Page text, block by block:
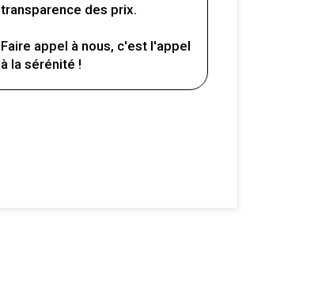
transparence des prix.
Faire appel à nous, c'est l'appel
à la sérénité !